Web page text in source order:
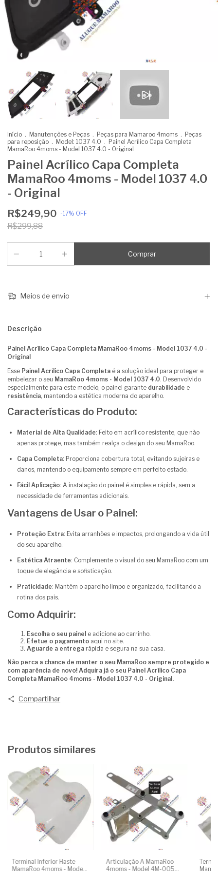
Início . Manutenções e Peças . Peças para Mamaroo 4moms . Peças
para reposição . Model: 1037 4.0 . Painel Acrílico Capa Completa
MamaRoo 4moms - Model 1037 4.0 - Original
Painel Acrílico Capa Completa
MamaRoo 4moms - Model 1037 4.0
- Original
R$249,90 -17% OFF
R$299,88
Meios de envio
Descrição
Painel Acrílico Capa Completa MamaRoo 4moms - Model 1037 4.0 -
Original
Esse Painel Acrílico Capa Completa é a solução ideal para proteger e
embelezar o seu MamaRoo 4moms - Model 1037 4.0. Desenvolvido
especialmente para este modelo, o painel garante durabilidade e
resistência, mantendo a estética moderna do aparelho.
Características do Produto:
Material de Alta Qualidade: Feito em acrílico resistente, que não
apenas protege, mas também realça o design do seu MamaRoo.
Capa Completa: Proporciona cobertura total, evitando sujeiras e
danos, mantendo o equipamento sempre em perfeito estado.
Fácil Aplicação: A instalação do painel é simples e rápida, sem a
necessidade de ferramentas adicionais.
Vantagens de Usar o Painel:
Proteção Extra: Evita arranhões e impactos, prolongando a vida útil
do seu aparelho.
Estética Atraente: Complemente o visual do seu MamaRoo com um
toque de elegância e sofisticação.
Praticidade: Mantém o aparelho limpo e organizado, facilitando a
rotina dos pais.
Como Adquirir:
Escolha o seu painel e adicione ao carrinho.
Efetue o pagamento aqui no site.
Aguarde a entrega rápida e segura na sua casa.
Não perca a chance de manter o seu MamaRoo sempre protegido e
com aparência de novo! Adquira já o seu Painel Acrílico Capa
Completa MamaRoo 4moms - Model 1037 4.0 - Original.
Compartilhar
Produtos similares
Terminal Inferior Haste
MamaRoo 4moms - Model
Articulação A MamaRoo
4moms - Model 4M-005